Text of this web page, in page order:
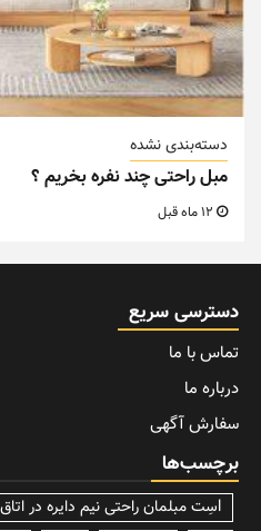
دسته‌بندی نشده
مبل راحتی چند نفره بخریم ؟
دسترسی سریع
تماس با ما
درباره ما
سفارش آگهی
برچسب‌ها
lسِت مبلمان راحتی نیم دایره در اتاق نشیمن و پذیرایی